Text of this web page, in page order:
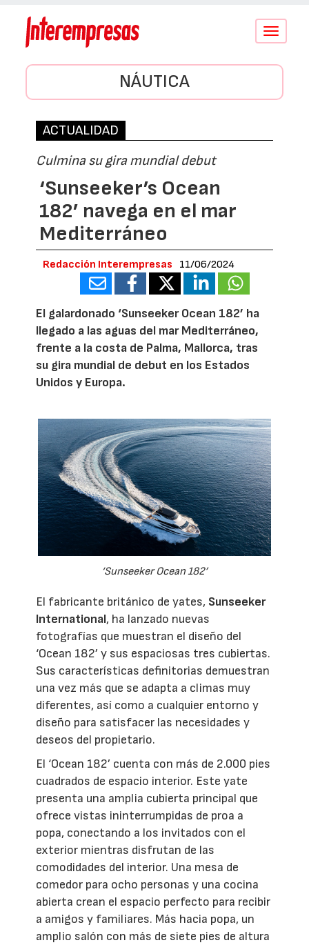
Conmutar
NÁUTICA
ACTUALIDAD
Culmina su gira mundial debut
‘Sunseeker’s Ocean
182’ navega en el mar
Mediterráneo
Redacción Interempresas 11/06/2024
El galardonado ‘Sunseeker Ocean 182’ ha
llegado a las aguas del mar Mediterráneo,
frente a la costa de Palma, Mallorca, tras
su gira mundial de debut en los Estados
Unidos y Europa.
‘Sunseeker Ocean 182’
El fabricante británico de yates, Sunseeker
International, ha lanzado nuevas
fotografías que muestran el diseño del
‘Ocean 182’ y sus espaciosas tres cubiertas.
Sus características definitorias demuestran
una vez más que se adapta a climas muy
diferentes, así como a cualquier entorno y
diseño para satisfacer las necesidades y
deseos del propietario.
El ‘Ocean 182’ cuenta con más de 2.000 pies
cuadrados de espacio interior. Este yate
presenta una amplia cubierta principal que
ofrece vistas ininterrumpidas de proa a
popa, conectando a los invitados con el
exterior mientras disfrutan de las
comodidades del interior. Una mesa de
comedor para ocho personas y una cocina
abierta crean el espacio perfecto para recibir
a amigos y familiares. Más hacia popa, un
amplio salón con más de siete pies de altura